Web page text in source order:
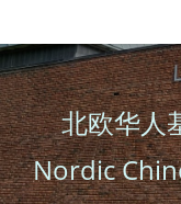
to
content
北欧华人
Nordic